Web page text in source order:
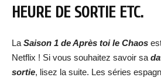
HEURE DE SORTIE ETC.
La Saison 1 de Après toi le Chaos
Netflix ! Si vous souhaitez savoir sa
sortie, lisez la suite. Les séries